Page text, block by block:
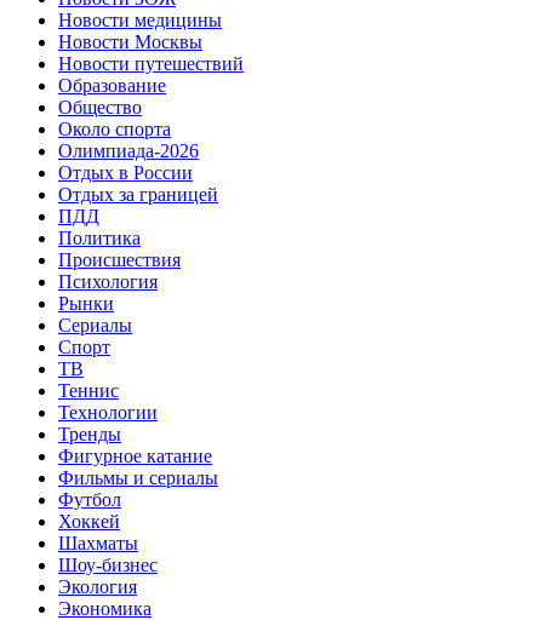
Новости медицины
Новости Москвы
Новости путешествий
Образование
Общество
Около спорта
Олимпиада-2026
Отдых в России
Отдых за границей
ПДД
Политика
Происшествия
Психология
Рынки
Сериалы
Спорт
ТВ
Теннис
Технологии
Тренды
Фигурное катание
Фильмы и сериалы
Футбол
Хоккей
Шахматы
Шоу-бизнес
Экология
Экономика